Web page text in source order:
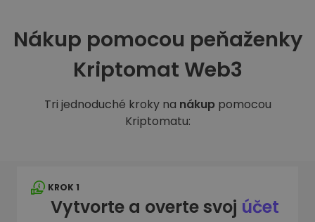
Nákup pomocou peňaženky
Kriptomat Web3
Tri jednoduché kroky na nákup pomocou
Kriptomatu:
KROK 1
Vytvorte a overte svoj účet